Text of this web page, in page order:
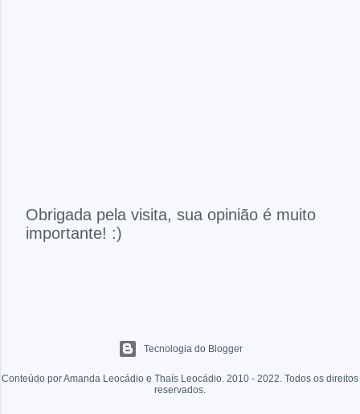
P
c
Obrigada pela visita, sua opinião é muito
importante! :)
Tecnologia do Blogger
Conteúdo por Amanda Leocádio e Thaís Leocádio. 2010 - 2022. Todos os direitos
reservados.